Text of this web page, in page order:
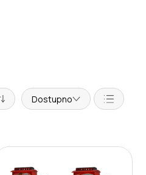
Dostupno